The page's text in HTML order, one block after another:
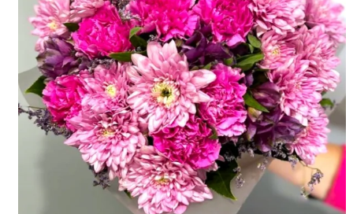
Imieniny
Rocznica
Niespodzianka
Miłość
Kondelencje
Narodziny
Podziękowania
Przeprosiny
Życzenia powrotu do zdrowia
Wianki dekoracyjne
Dodatki do kwiatów
Dla bliskich
Dla mamy